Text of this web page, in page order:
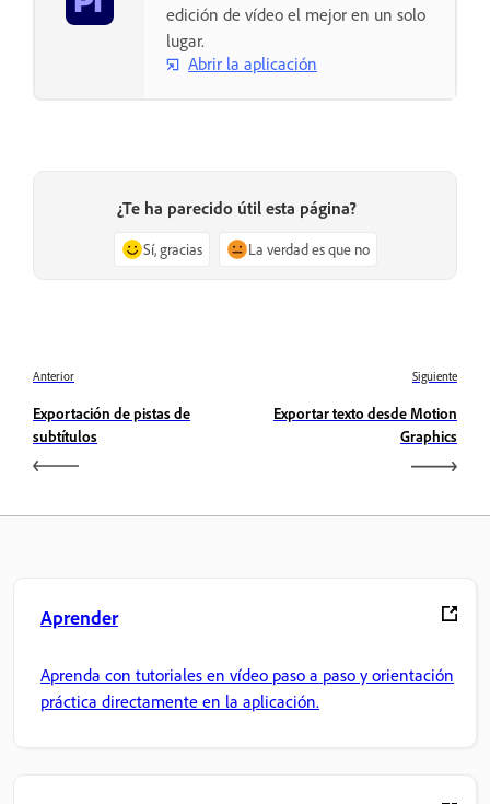
edición de vídeo el mejor en un solo
lugar.
Abrir la aplicación
¿Te ha parecido útil esta página?
Sí, gracias La verdad es que no
Anterior
Exportación de pistas de
subtítulos
Siguiente
Exportar texto desde Motion
Graphics
Aprender
Aprenda con tutoriales en vídeo paso a paso y orientación
práctica directamente en la aplicación.